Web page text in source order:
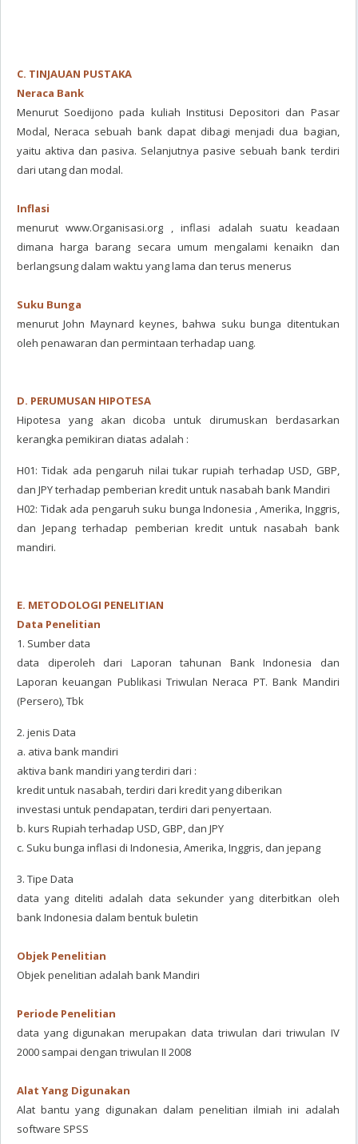
C. TINJAUAN PUSTAKA
Neraca Bank
Menurut Soedijono pada kuliah Institusi Depositori dan Pasar
Modal, Neraca sebuah bank dapat dibagi menjadi dua bagian,
yaitu aktiva dan pasiva. Selanjutnya pasive sebuah bank terdiri
dari utang dan modal.
Inflasi
menurut www.Organisasi.org , inflasi adalah suatu keadaan
dimana harga barang secara umum mengalami kenaikn dan
berlangsung dalam waktu yang lama dan terus menerus
Suku Bunga
menurut John Maynard keynes, bahwa suku bunga ditentukan
oleh penawaran dan permintaan terhadap uang.
D. PERUMUSAN HIPOTESA
Hipotesa yang akan dicoba untuk dirumuskan berdasarkan
kerangka pemikiran diatas adalah :
H01: Tidak ada pengaruh nilai tukar rupiah terhadap USD, GBP,
dan JPY terhadap pemberian kredit untuk nasabah bank Mandiri
H02: Tidak ada pengaruh suku bunga Indonesia , Amerika, Inggris,
dan Jepang terhadap pemberian kredit untuk nasabah bank
mandiri.
E. METODOLOGI PENELITIAN
Data Penelitian
1. Sumber data
data diperoleh dari Laporan tahunan Bank Indonesia dan
Laporan keuangan Publikasi Triwulan Neraca PT. Bank Mandiri
(Persero), Tbk
2. jenis Data
a. ativa bank mandiri
aktiva bank mandiri yang terdiri dari :
kredit untuk nasabah, terdiri dari kredit yang diberikan
investasi untuk pendapatan, terdiri dari penyertaan.
b. kurs Rupiah terhadap USD, GBP, dan JPY
c. Suku bunga inflasi di Indonesia, Amerika, Inggris, dan jepang
3. Tipe Data
data yang diteliti adalah data sekunder yang diterbitkan oleh
bank Indonesia dalam bentuk buletin
Objek Penelitian
Objek penelitian adalah bank Mandiri
Periode Penelitian
data yang digunakan merupakan data triwulan dari triwulan IV
2000 sampai dengan triwulan II 2008
Alat Yang Digunakan
Alat bantu yang digunakan dalam penelitian ilmiah ini adalah
software SPSS